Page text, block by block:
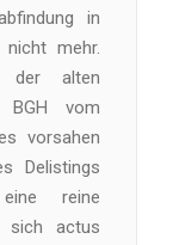
in
mehr.
der alten
BGH vom
vorsahen
Delistings
reine
sich actus